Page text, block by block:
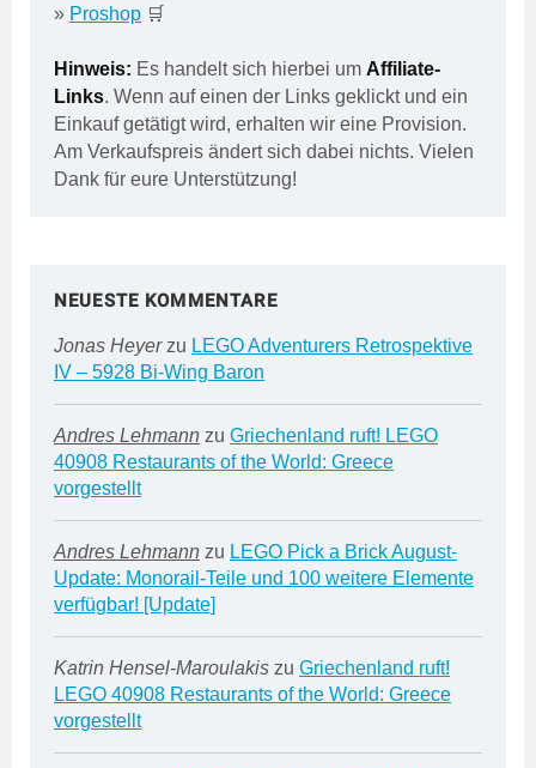
» Proshop 🛒
Hinweis: Es handelt sich hierbei um Affiliate-
Links. Wenn auf einen der Links geklickt und ein
Einkauf getätigt wird, erhalten wir eine Provision.
Am Verkaufspreis ändert sich dabei nichts. Vielen
Dank für eure Unterstützung!
NEUESTE KOMMENTARE
Jonas Heyerzu LEGO Adventurers Retrospektive
IV – 5928 Bi-Wing Baron
Andres Lehmann zu Griechenland ruft! LEGO
40908 Restaurants of the World: Greece
vorgestellt
Andres Lehmann zu LEGO Pick a Brick August-
Update: Monorail-Teile und 100 weitere Elemente
verfügbar! [Update]
Katrin Hensel-Maroulakis zu Griechenland ruft!
LEGO 40908 Restaurants of the World: Greece
vorgestellt